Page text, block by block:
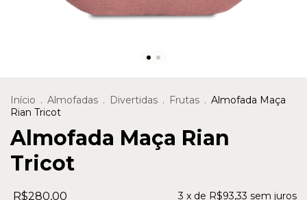
Início . Almofadas . Divertidas . Frutas . Almofada Maça
Rian Tricot
Almofada Maça Rian
Tricot
R$280,00 3 x de R$93,33 sem juros